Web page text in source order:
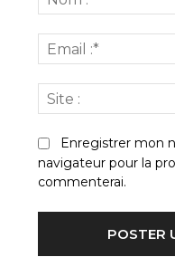
Enregistrer mon
navigateur pour la
commenterai.